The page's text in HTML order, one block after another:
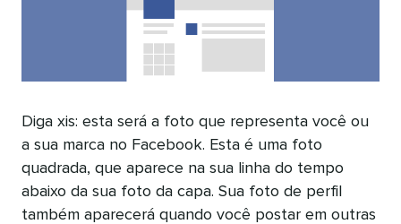
Diga xis: esta será a foto que representa você ou
a sua marca no Facebook. Esta é uma foto
quadrada, que aparece na sua linha do tempo
abaixo da sua foto da capa. Sua foto de perfil
também aparecerá quando você postar em outras